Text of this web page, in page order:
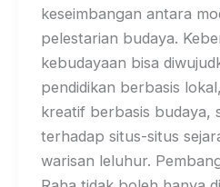
keseimbangan antara
pelestarian budaya.
kebudayaan bisa
pendidikan berbasis
kreatif berbasis budaya,
terhadap situs-situs
warisan leluhur.